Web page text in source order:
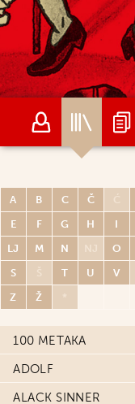
A B C Č Ć
E
F G H I
LJ
M N NJ O
S
Š T U V
Z
Ž *
100 METAKA
ADOLF
ALACK SINNER